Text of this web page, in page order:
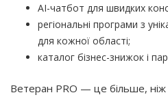
AI-чатбот для швидких
регіональні програми з
для кожної області;
каталог бізнес-знижок і
Ветеран PRO — це більше, ніж